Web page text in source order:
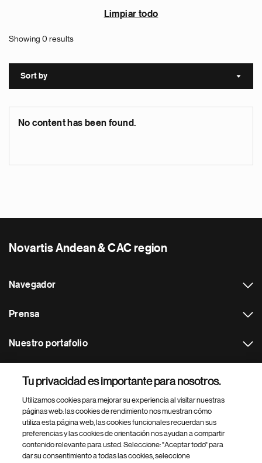
Limpiar todo
Showing 0 results
Sort by Sort
No content has been found.
Novartis Andean & CAC region
Navegador
Prensa
Nuestro portafolio
Footer Site Search
Tu privacidad es importante para nosotros.
Utilizamos cookies para mejorar su experiencia al visitar nuestras
páginas web: las cookies de rendimiento nos muestran cómo
utiliza esta página web, las cookies funcionales recuerdan sus
preferencias y las cookies de orientación nos ayudan a compartir
contenido relevante para usted. Seleccione: "Aceptar todo" para
dar su consentimiento a todas las cookies, seleccione